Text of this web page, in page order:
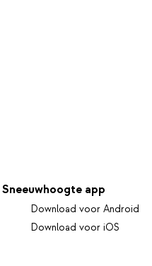
Sneeuwhoogte app
Download voor Android
Download voor iOS